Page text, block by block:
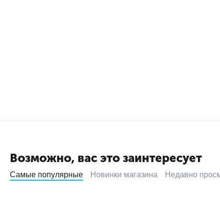
Возможно, вас это заинтересует
Самые популярные Новинки магазина Недавно